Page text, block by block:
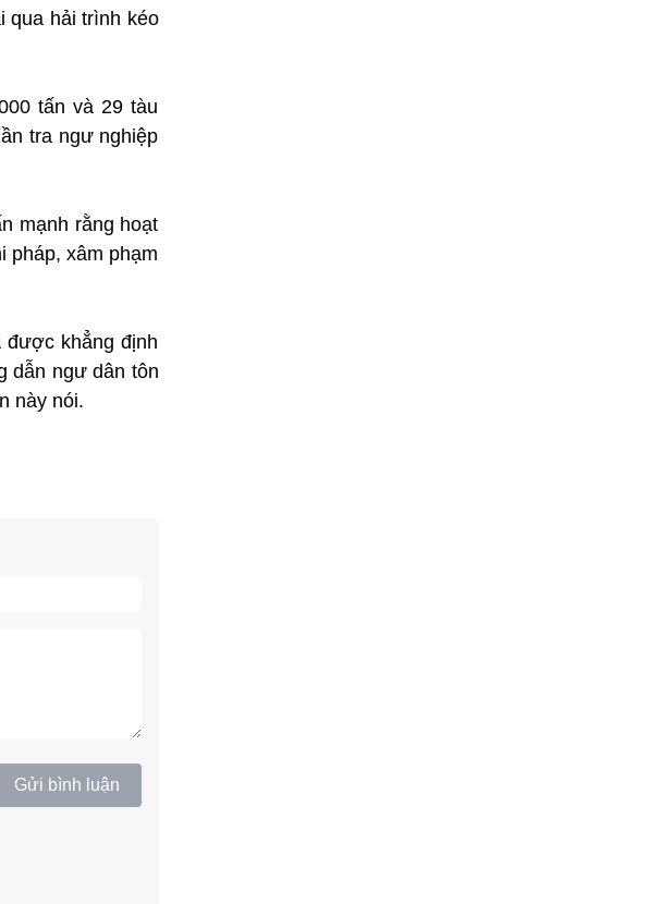
qua hải trình kéo
tấn và 29 tàu
tra ngư nghiệp
mạnh rằng hoạt
pháp, xâm phạm
khẳng định
dẫn ngư dân tôn
này nói.
Gửi bình luận